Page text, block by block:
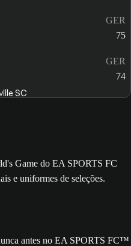
GER
75
GER
74
SC
antes no EA SPORTS FC™